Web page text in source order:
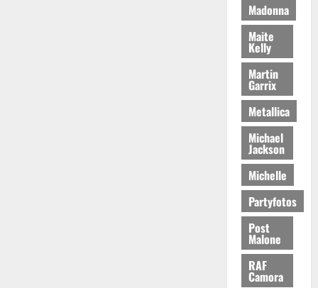
Madonna
Maite
Kelly
Martin
Garrix
Metallica
Michael
Jackson
Michelle
Partyfotos
Post
Malone
RAF
Camora